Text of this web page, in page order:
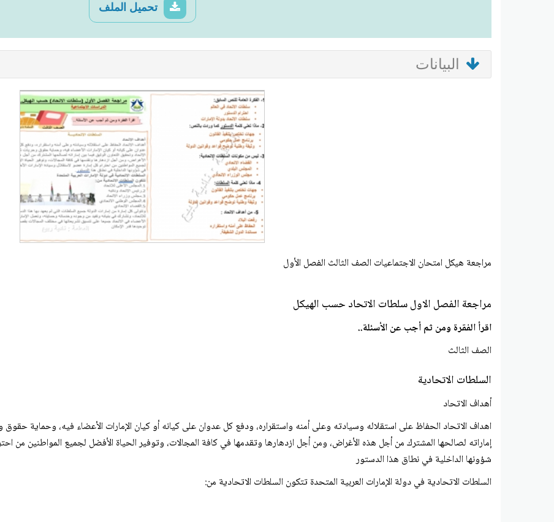
تحميل الملف
البيانات
مراجعة هيكل امتحان الاجتماعيات الصف الثالث الفصل الأول
مراجعة الفصل الاول سلطات الاتحاد حسب الهيكل
اقرأ الفقرة ومن ثم أجب عن الأسئلة..
الصف الثالث
السلطات الاتحادية
أهداف الاتحاد
اهداف الاتحاد الحفاظ على استقلاله وسيادته وعلى أمنه واستقراره، ودفع كل عدوان على كيانه أو كيان الإمارات الأعضاء فيه، وحماية
إماراته لصالحها المشترك من أجل هذه الأغراض، ومن أجل ازدهارها وتقدمها في كافة المجالات، وتوفير الحياة الأفضل لجميع المواطنين من
شؤونها الداخلية في نطاق هذا الدستور
السلطات الاتحادية في دولة الإمارات العربية المتحدة تتكون السلطات الاتحادية من: